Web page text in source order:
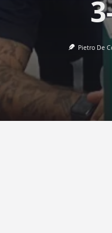
Pietro De